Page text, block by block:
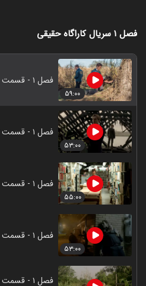
فصل ۱ سریال کاراگاه حقیقی
۵۹:۰۰
فصل ۱ - قسمت ۱ - تاریکی درخشان طولانی
۵۳:۰۰
فصل ۱ - قسمت ۲ - دیدن چیزها
۵۵:۰۰
فصل ۱ - قسمت ۳ - اتاق مهر و موم شده
۵۳:۰۰
فصل ۱ - قسمت ۴ - چه کسی به آنجا میرسد